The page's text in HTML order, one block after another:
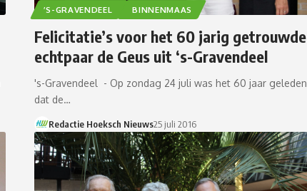
’S-GRAVENDEEL BINNENMAAS
Felicitatie’s voor het 60 jarig getrouwde
echtpaar de Geus uit ‘s-Gravendeel
's-Gravendeel - Op zondag 24 juli was het 60 jaar geleden
dat de…
Redactie Hoeksch Nieuws25 juli 2016